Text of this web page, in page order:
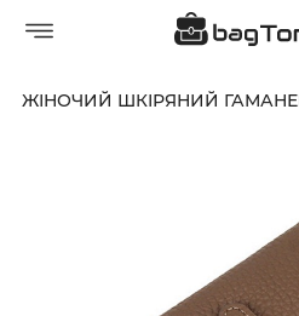
ЖІНОЧИЙ ШКІРЯНИЙ